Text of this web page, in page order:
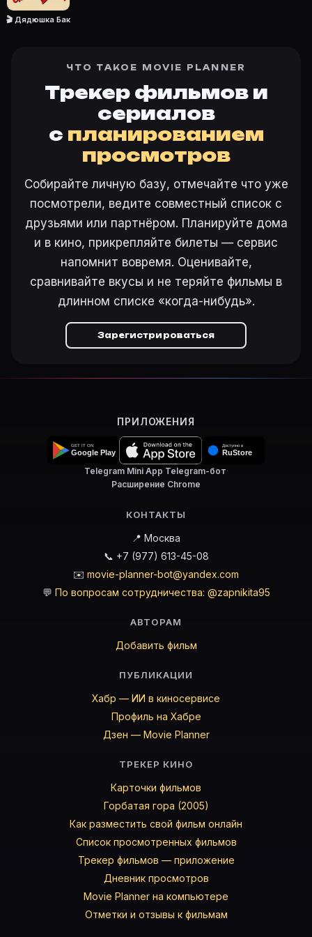
Другие карточки: Горбатая гора (2005)·
Войти в кабинет— сохранить «Дядюшка Бак» в
🎬 Дядюшка Бак
ЧТО ТАКОЕ MOVIE PLANNER
Трекер фильмов и
сериалов
с планированием
просмотров
Собирайте личную базу, отмечайте что уже
посмотрели, ведите совместный список с
друзьями или партнёром. Планируйте дома
и в кино, прикрепляйте билеты — сервис
напомнит вовремя. Оценивайте,
сравнивайте вкусы и не теряйте фильмы в
длинном списке «когда-нибудь».
Зарегистрироваться
ПРИЛОЖЕНИЯ
Telegram Mini App·Telegram-бот·
Расширение Chrome
КОНТАКТЫ
📍 Москва
📞 +7 (977) 613-45-08
✉️ movie-planner-bot@yandex.com
💬 По вопросам сотрудничества: @zapnikita95
АВТОРАМ
Добавить фильм
ПУБЛИКАЦИИ
Хабр — ИИ в киносервисе
Профиль на Хабре
Дзен — Movie Planner
ТРЕКЕР КИНО
Карточки фильмов
Горбатая гора (2005)
Как разместить свой фильм онлайн
Список просмотренных фильмов
Трекер фильмов — приложение
Дневник просмотров
Movie Planner на компьютере
Отметки и отзывы к фильмам